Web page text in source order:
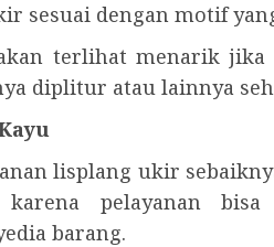
sesuai dengan motif
terlihat menarik jika
diplitur atau lainnya
lisplang ukir
pelayanan bisa
barang.